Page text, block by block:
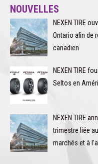
NOUVELLES
NEXEN TIRE
Ontario afin de
canadien
NEXEN TIRE
Seltos en
NEXEN TIRE
trimestre liée
marchés et à